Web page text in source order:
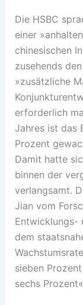
Die HSBC
einer
chinesischen
zusehends
»zusätzliche
erforderlich
Jahres ist das
Prozent
Damit hatte
binnen der
verlangsamt.
Jian vom
Entwicklungs-
dem
sieben
sechs